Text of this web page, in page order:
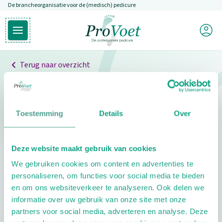
Toestemming Details Over
Deze website maakt gebruik van cookies
We gebruiken cookies om content en advertenties te
personaliseren, om functies voor social media te bieden
en om ons websiteverkeer te analyseren. Ook delen we
informatie over uw gebruik van onze site met onze
partners voor social media, adverteren en analyse. Deze
Overslaan en naar de inhoud gaan
De brancheorganisatie voor de (medisch) pedicure
Open hoofdmenu
Ga naar de homepagina
Mijn
Terug naar overzicht
Professionals
Pedicure niet gevonden
pedicure.